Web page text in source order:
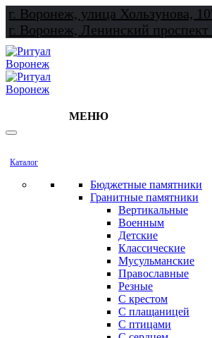
г. Воронеж, улица Хользунова,
г. Воронеж, Ленинский проспект
МЕНЮ
Каталог
Бюджетные памятники
Гранитные памятники
Вертикальные
Военным
Детские
Классические
Мусульманские
Православные
Резные
С крестом
С плащаницей
С птицами